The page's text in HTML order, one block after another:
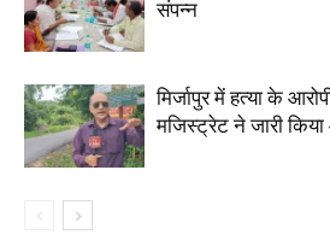
संपन्न
मिर्जापुर में हत्या के
मजिस्ट्रेट ने जारी